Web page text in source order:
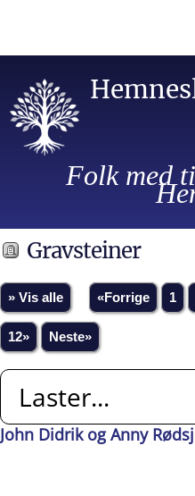
Folk med
Gravsteiner
» Vis alle «Forrige 1
12» Neste»
Laster...
John Didrik og Anny